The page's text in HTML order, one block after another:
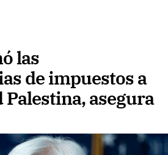
las
de impuestos a
asegura